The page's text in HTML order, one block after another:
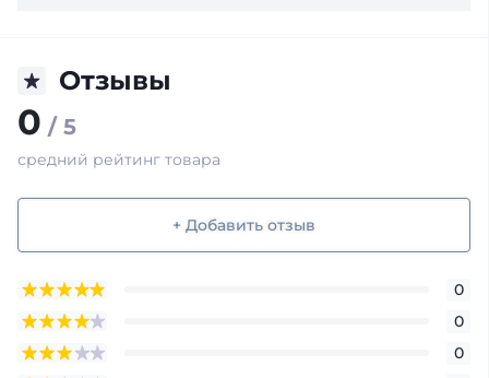
Отзывы
0 / 5
средний рейтинг товара
+ Добавить отзыв
0
0
0